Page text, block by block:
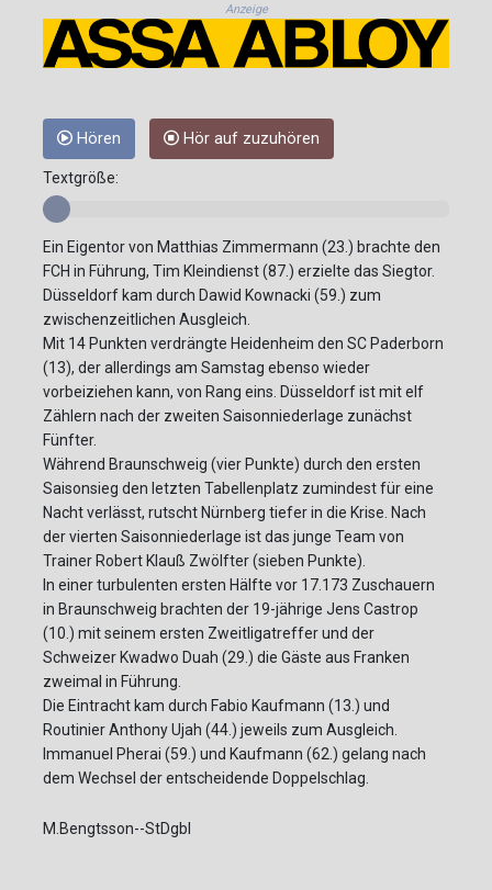
Anzeige
Hören Hör auf zuzuhören
Textgröße:
Ein Eigentor von Matthias Zimmermann (23.) brachte den
FCH in Führung, Tim Kleindienst (87.) erzielte das Siegtor.
Düsseldorf kam durch Dawid Kownacki (59.) zum
zwischenzeitlichen Ausgleich.
Mit 14 Punkten verdrängte Heidenheim den SC Paderborn
(13), der allerdings am Samstag ebenso wieder
vorbeiziehen kann, von Rang eins. Düsseldorf ist mit elf
Zählern nach der zweiten Saisonniederlage zunächst
Fünfter.
Während Braunschweig (vier Punkte) durch den ersten
Saisonsieg den letzten Tabellenplatz zumindest für eine
Nacht verlässt, rutscht Nürnberg tiefer in die Krise. Nach
der vierten Saisonniederlage ist das junge Team von
Trainer Robert Klauß Zwölfter (sieben Punkte).
In einer turbulenten ersten Hälfte vor 17.173 Zuschauern
in Braunschweig brachten der 19-jährige Jens Castrop
(10.) mit seinem ersten Zweitligatreffer und der
Schweizer Kwadwo Duah (29.) die Gäste aus Franken
zweimal in Führung.
Die Eintracht kam durch Fabio Kaufmann (13.) und
Routinier Anthony Ujah (44.) jeweils zum Ausgleich.
Immanuel Pherai (59.) und Kaufmann (62.) gelang nach
dem Wechsel der entscheidende Doppelschlag.
M.Bengtsson--StDgbl